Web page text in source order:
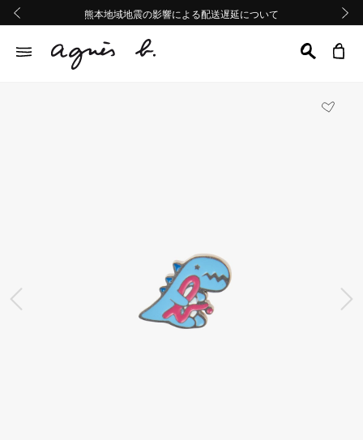
熊本地域地震の影響による配送遅延について
Summer Sale 2buy10%OFF!!
熊本地域地震の影響による配送遅延について
Summer Sale 2buy10%OFF!!
前の画像